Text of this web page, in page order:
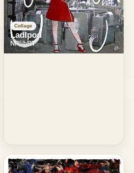
Collage
LadIpod
NRlibRT